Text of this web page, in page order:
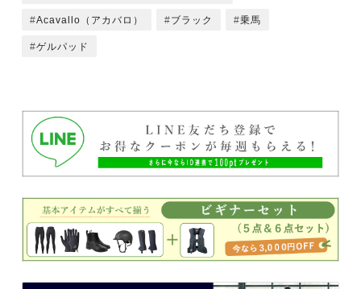
Acavallo（アカバロ） ブラック 乗馬
ゲルパッド